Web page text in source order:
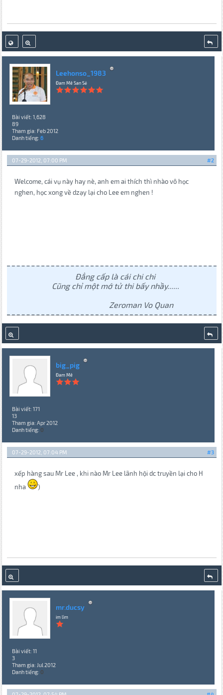
Leehonso_1983
Đam Mê San Sẻ
Bài viết: 1,628
89
Tham gia: Feb 2012
Danh tiếng: 6
#2
07-29-2012, 07:00 PM
Welcome, cái vụ này hay nè, anh em ai thích thì nhào vô học
nghen, học xong về dzạy lại cho Lee em nghen !
Đẳng cấp là cái chi chi
Cũng chỉ một mớ tử thi bấy nhầy......
Zeroman Vo Quan
big_pig
Đam Mê
Bài viết: 171
13
Tham gia: Apr 2012
Danh tiếng: 0
#3
07-29-2012, 07:04 PM
xếp hàng sau Mr Lee , khi nào Mr Lee lãnh hội dc truyền lại cho H
nha
)
mr.ducsy
im lìm
Bài viết: 11
3
Tham gia: Jul 2012
Danh tiếng: 0